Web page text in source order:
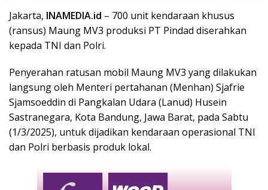
Jakarta, INAMEDIA.id – 700 unit kendaraan khusus
(ransus) Maung MV3 produksi PT Pindad diserahkan
kepada TNI dan Polri.
Penyerahan ratusan mobil Maung MV3 yang dilakukan
langsung oleh Menteri pertahanan (Menhan) Sjafrie
Sjamsoeddin di Pangkalan Udara (Lanud) Husein
Sastranegara, Kota Bandung, Jawa Barat, pada Sabtu
(1/3/2025), untuk dijadikan kendaraan operasional TNI
dan Polri berbasis produk lokal.